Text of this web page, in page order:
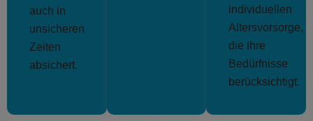
auch in
unsicheren
Zeiten
absichert.
individuellen
Altersvorsorge,
die Ihre
Bedürfnisse
berücksichtigt.